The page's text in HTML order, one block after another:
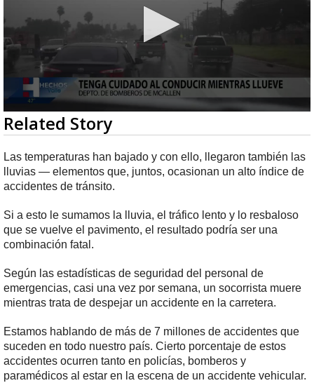
0
seconds
of
3
minutes,
seconds
Related Story
Las temperaturas han bajado y con ello, llegaron también las
lluvias — elementos que, juntos, ocasionan un alto índice de
accidentes de tránsito.
Si a esto le sumamos la lluvia, el tráfico lento y lo resbaloso
que se vuelve el pavimento, el resultado podría ser una
combinación fatal.
Según las estadísticas de seguridad del personal de
emergencias, casi una vez por semana, un socorrista muere
mientras trata de despejar un accidente en la carretera.
Estamos hablando de más de 7 millones de accidentes que
suceden en todo nuestro país. Cierto porcentaje de estos
accidentes ocurren tanto en policías, bomberos y
paramédicos al estar en la escena de un accidente vehicular.